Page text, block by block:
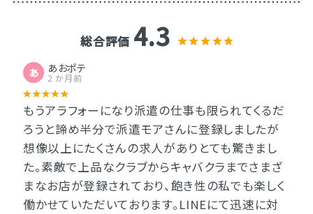
総合評価 4.3
あ あおポテ
2 か月前
もうアラフォーになり派遣の仕事も限られてくるだ
ろうと諦め半分で派遣モアさんに登録しましたが
想像以上にたくさんの求人がありとても驚きまし
た。素敵で上品なクラブからキャバクラまでさまざ
まなお店が登録されており、飽き性の私でも楽しく
働かせていただいております。LINEにて迅速に対